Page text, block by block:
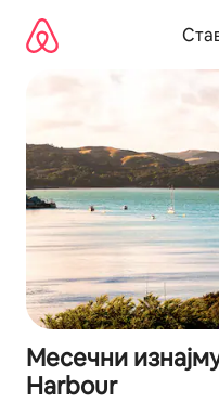
содржина
Месечни
Harbour